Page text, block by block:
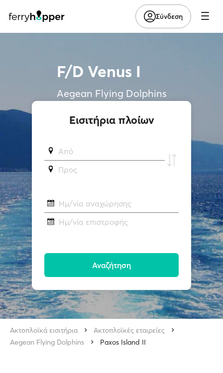
Σύνδεση
F/D Venus I
Aegean Flying Dolphins
Εισιτήρια πλοίων
Από
Προς
Ημ/νία αναχώρησης
Ημ/νία επιστροφής
Αναζήτηση
Ακτοπλοϊκά εισιτήρια
Ακτοπλοϊκές εταιρείες
Aegean Flying Dolphins
Paxos Island II